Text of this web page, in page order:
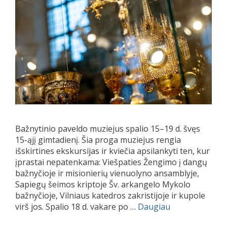
Bažnytinio paveldo muziejus spalio 15–19 d. švęs
15-ąjį gimtadienį. Šia proga muziejus rengia
išskirtines ekskursijas ir kviečia apsilankyti ten, kur
įprastai nepatenkama: Viešpaties Žengimo į dangų
bažnyčioje ir misionierių vienuolyno ansamblyje,
Sapiegų šeimos kriptoje Šv. arkangelo Mykolo
bažnyčioje, Vilniaus katedros zakristijoje ir kupole
virš jos. Spalio 18 d. vakare po … Daugiau